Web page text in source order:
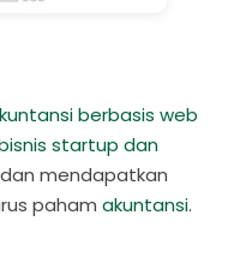
berbasis web
startup dan
mendapatkan
pahamakuntansi.